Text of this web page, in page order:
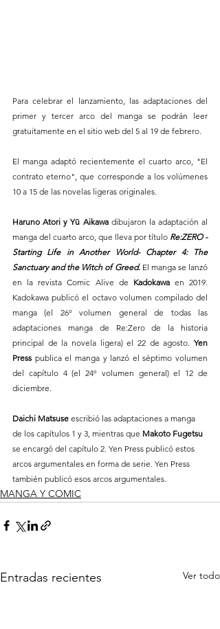
Para celebrar el lanzamiento, las adaptaciones del
primer y tercer arco del manga se podrán leer
gratuitamente en el sitio web del 5 al 19 de febrero.
El manga adaptó recientemente el cuarto arco, "El
contrato eterno", que corresponde a los volúmenes
10 a 15 de las novelas ligeras originales.
Haruno Atori y Yū Aikawa dibujaron la adaptación al
manga del cuarto arco, que lleva por título Re:ZERO -
Starting Life in Another World- Chapter 4: The
Sanctuary and the Witch of Greed. El manga se lanzó
en la revista Comic Alive de Kadokawa en 2019.
Kadokawa publicó el octavo volumen compilado del
manga (el 26º volumen general de todas las
adaptaciones manga de Re:Zero de la historia
principal de la novela ligera) el 22 de agosto. Yen
Press publica el manga y lanzó el séptimo volumen
del capítulo 4 (el 24º volumen general) el 12 de
diciembre.
Daichi Matsuse escribió las adaptaciones a manga
de los capítulos 1 y 3, mientras que Makoto Fugetsu
se encargó del capítulo 2. Yen Press publicó estos
arcos argumentales en forma de serie. Yen Press
también publicó esos arcos argumentales.
MANGA Y COMIC
Entradas recientes Ver todo